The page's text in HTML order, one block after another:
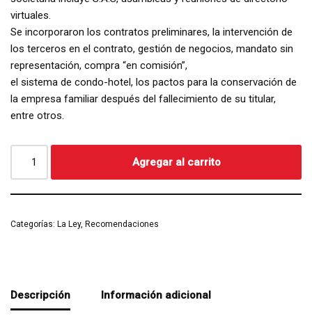
virtuales.
Se incorporaron los contratos preliminares, la intervención de
los terceros en el contrato, gestión de negocios, mandato sin
representación, compra “en comisión”,
el sistema de condo-hotel, los pactos para la conservación de
la empresa familiar después del fallecimiento de su titular,
entre otros.
Agregar al carrito
Categorías: La Ley, Recomendaciones
Descripción Información adicional